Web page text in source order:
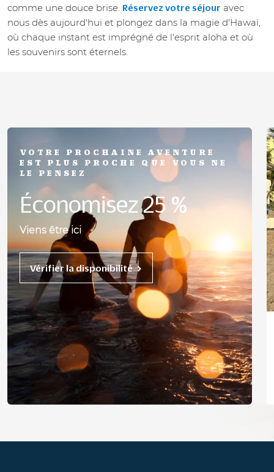
comme une douce brise. Réservez votre séjour avec
nous dès aujourd'hui et plongez dans la magie d'Hawaï,
où chaque instant est imprégné de l'esprit aloha et où
les souvenirs sont éternels.
VOTRE PROCHAINE AVENTURE
EST PLUS PROCHE QUE VOUS NE
LE PENSEZ
Économisez 25 %
Viens être ici
Vérifier la disponibilité